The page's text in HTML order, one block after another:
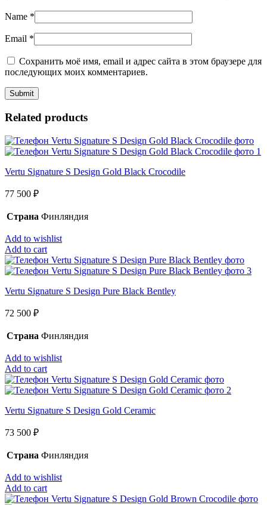
Name *
Email *
Сохранить моё имя, email и адрес сайта в этом браузере для
последующих моих комментариев.
Related products
Vertu Signature S Design Gold Black Crocodile
77 500 ₽
Страна Финляндия
Add to wishlist
Add to cart
Vertu Signature S Design Pure Black Bentley
72 500 ₽
Страна Финляндия
Add to wishlist
Add to cart
Vertu Signature S Design Gold Ceramic
73 500 ₽
Страна Финляндия
Add to wishlist
Add to cart